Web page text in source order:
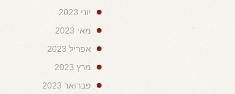
יוני 2023
מאי 2023
אפריל 2023
מרץ 2023
פברואר 2023